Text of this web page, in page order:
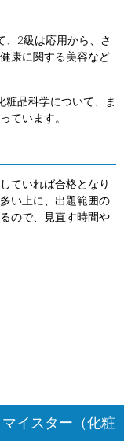
、2級は応用から、さ
康に関する美容など
粧品科学について、ま
ています。
ていれば合格となり
い上に、出題範囲の
ので、見直す時間や
イスター（化粧